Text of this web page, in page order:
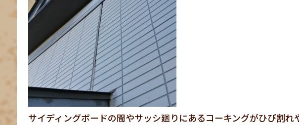
サイディングボードの間やサッシ廻りにあるコーキングがひび割